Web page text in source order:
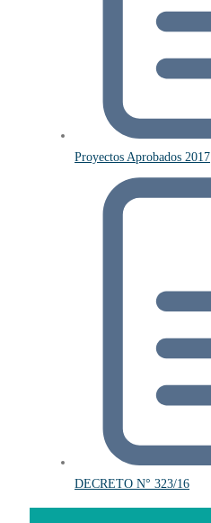
Proyectos Aprobados 2017
DECRETO N° 323/16